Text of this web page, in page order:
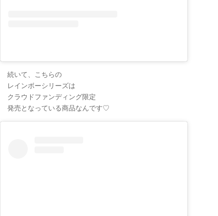
続いて、こちらの
レインボーシリーズは
クラウドファンディング限定
発売となっている商品なんです♡